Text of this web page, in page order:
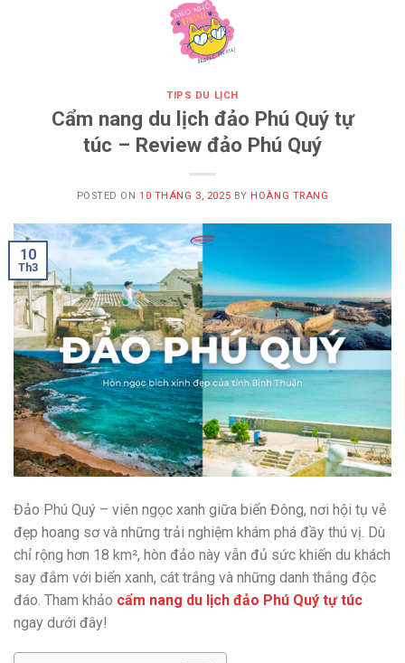
TIPS DU LỊCH
Cẩm nang du lịch đảo Phú Quý tự
túc – Review đảo Phú Quý
POSTED ON10 THÁNG 3, 2025 BY HOÀNG TRANG
10
Th3
Đảo Phú Quý – viên ngọc xanh giữa biển Đông, nơi hội tụ vẻ
đẹp hoang sơ và những trải nghiệm khám phá đầy thú vị. Dù
chỉ rộng hơn 18 km², hòn đảo này vẫn đủ sức khiến du khách
say đắm với biển xanh, cát trắng và những danh thắng độc
đáo. Tham khảo cẩm nang du lịch đảo Phú Quý tự túc
ngay dưới đây!